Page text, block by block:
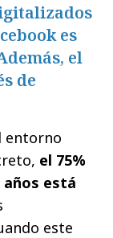
es
el
de
entorno
el 75%
años está
este